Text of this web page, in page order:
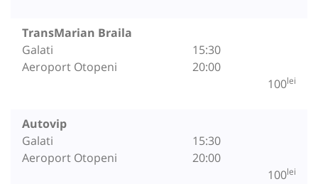
TransMarian Braila
Galati
Aeroport Otopeni
15:30
20:00
100lei
Autovip
Galati
Aeroport Otopeni
15:30
20:00
100lei